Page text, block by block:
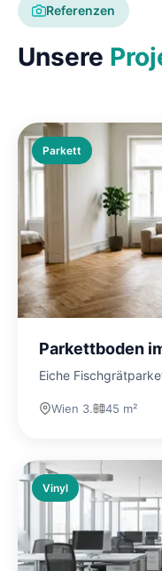
Referenzen
Unsere
Parkett
Parkettboden
Eiche
Wien 3. 45 m²
Vinyl